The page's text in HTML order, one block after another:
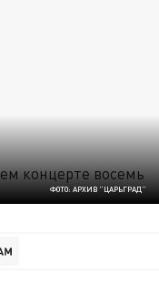
ФОТО: АРХИВ "ЦАРЬГРАД"